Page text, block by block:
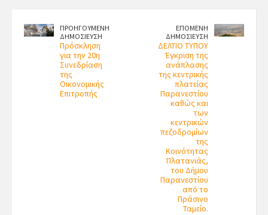
ΠΡΟΗΓΟΥΜΕΝΗ
ΔΗΜΟΣΙΕΥΣΗ
Πρόσκληση
για την 20η
Συνεδρίαση
της
Οικονομικής
Επιτροπής
ΕΠΟΜΕΝΗ
ΔΗΜΟΣΙΕΥΣΗ
ΔΕΛΤΙΟ ΤΥΠΟΥ
Έγκριση της
ανάπλασης
της κεντρικής
πλατείας
Παρανεστίου
καθώς και
των
κεντρικών
πεζοδρομίων
της
Κοινότητας
Πλατανιάς,
του Δήμου
Παρανεστίου
από το
Πράσινο
Ταμείο.